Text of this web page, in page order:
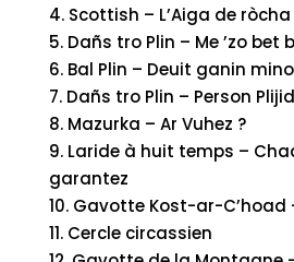
4. Scottish – L’Aiga de ròcha
5. Dañs tro Plin – Me ’zo bet
6. Bal Plin – Deuit ganin
7. Dañs tro Plin – Person
8. Mazurka – Ar Vuhez ?
9. Laride à huit temps –
garantez
10. Gavotte Kost-ar-C’hoad
11. Cercle circassien